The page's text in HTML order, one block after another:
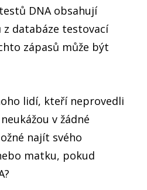
DNA obsahují
z databáze testovací
zápasů může být
lidí, kteří neprovedli
v žádné
najít svého
matku, pokud